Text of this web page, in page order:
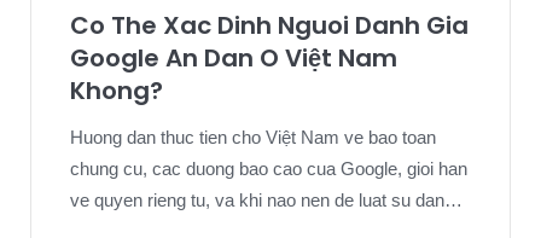
Co The Xac Dinh Nguoi Danh Gia
Google An Dan O Việt Nam
Khong?
Huong dan thuc tien cho Việt Nam ve bao toan
chung cu, cac duong bao cao cua Google, gioi han
ve quyen rieng tu, va khi nao nen de luat su danh